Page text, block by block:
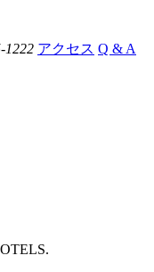
1222 アクセス Q & A